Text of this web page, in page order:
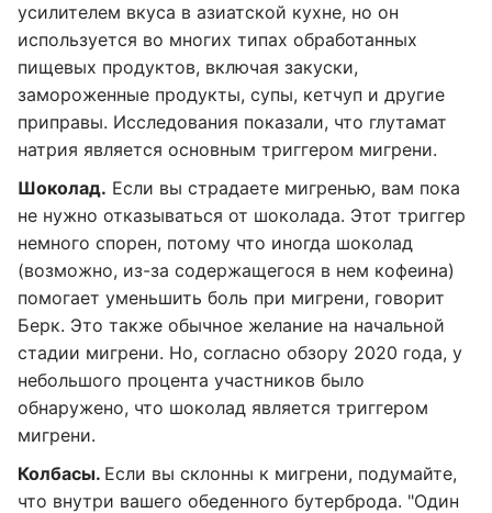
усилителем вкуса в азиатской кухне, но он
используется во многих типах обработанных
пищевых продуктов, включая закуски,
замороженные продукты, супы, кетчуп и другие
приправы. Исследования показали, что глутамат
натрия является основным триггером мигрени.
Шоколад. Если вы страдаете мигренью, вам пока
не нужно отказываться от шоколада. Этот триггер
немного спорен, потому что иногда шоколад
(возможно, из-за содержащегося в нем кофеина)
помогает уменьшить боль при мигрени, говорит
Берк. Это также обычное желание на начальной
стадии мигрени. Но, согласно обзору 2020 года, у
небольшого процента участников было
обнаружено, что шоколад является триггером
мигрени.
Колбасы. Если вы склонны к мигрени, подумайте,
что внутри вашего обеденного бутерброда. "Один